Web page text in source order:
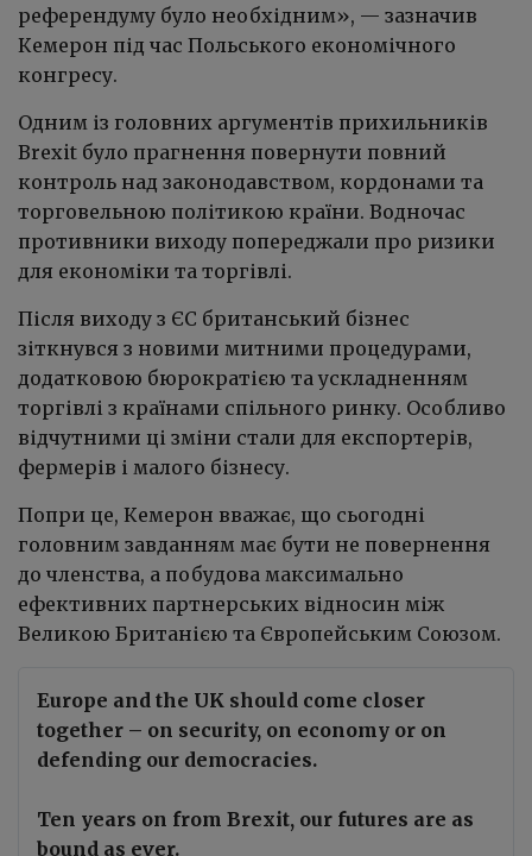
референдуму було необхідним», — зазначив
Кемерон під час Польського економічного
конгресу.
Одним із головних аргументів прихильників
Brexit було прагнення повернути повний
контроль над законодавством, кордонами та
торговельною політикою країни. Водночас
противники виходу попереджали про ризики
для економіки та торгівлі.
Після виходу з ЄС британський бізнес
зіткнувся з новими митними процедурами,
додатковою бюрократією та ускладненням
торгівлі з країнами спільного ринку. Особливо
відчутними ці зміни стали для експортерів,
фермерів і малого бізнесу.
Попри це, Кемерон вважає, що сьогодні
головним завданням має бути не повернення
до членства, а побудова максимально
ефективних партнерських відносин між
Великою Британією та Європейським Союзом.
Europe and the UK should come closer
together – on security, on economy or on
defending our democracies.
Ten years on from Brexit, our futures are as
bound as ever.